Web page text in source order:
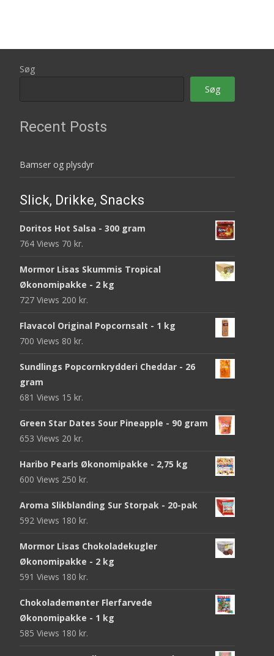
Søg
Søg
Recent Posts
Bamser og plysdyr
Slick, Drikke, Snacks
Doritos Hot Salsa - 300 gram
764 Views 70 kr.
Mormor Lisas Skummis Tropical
Økonomipakke - 2 kg
727 Views 200 kr.
Flavacol Original Popcornsalt - 1 kg
700 Views 80 kr.
Sundlings Popcornkrydderi Cheddar - 26
gram
681 Views 15 kr.
Green Star Dates Sour Pineapple - 90 gram
653 Views 20 kr.
Haribo Pearls Økonomipakke - 2,75 kg
600 Views 250 kr.
Aroma Slikblanding Sur Storpak - 20-pak
592 Views 180 kr.
Mormor Lisas Chokoladekugler
Økonomipakke - 2 kg
591 Views 180 kr.
Chokolademønter Flerfarvede
Økonomipakke - 1 kg
585 Views 180 kr.